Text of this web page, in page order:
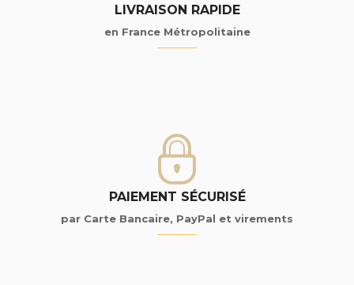
LIVRAISON RAPIDE
en France Métropolitaine
PAIEMENT SÉCURISÉ
par Carte Bancaire, PayPal et virements